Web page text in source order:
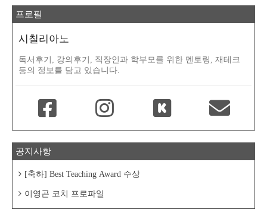
프로필
시칠리아노
독서후기, 강의후기, 직장인과 학부모를 위한 멘토링, 재테크
등의 정보를 담고 있습니다.
공지사항
[축하] Best Teaching Award 수상
이영곤 코치 프로파일